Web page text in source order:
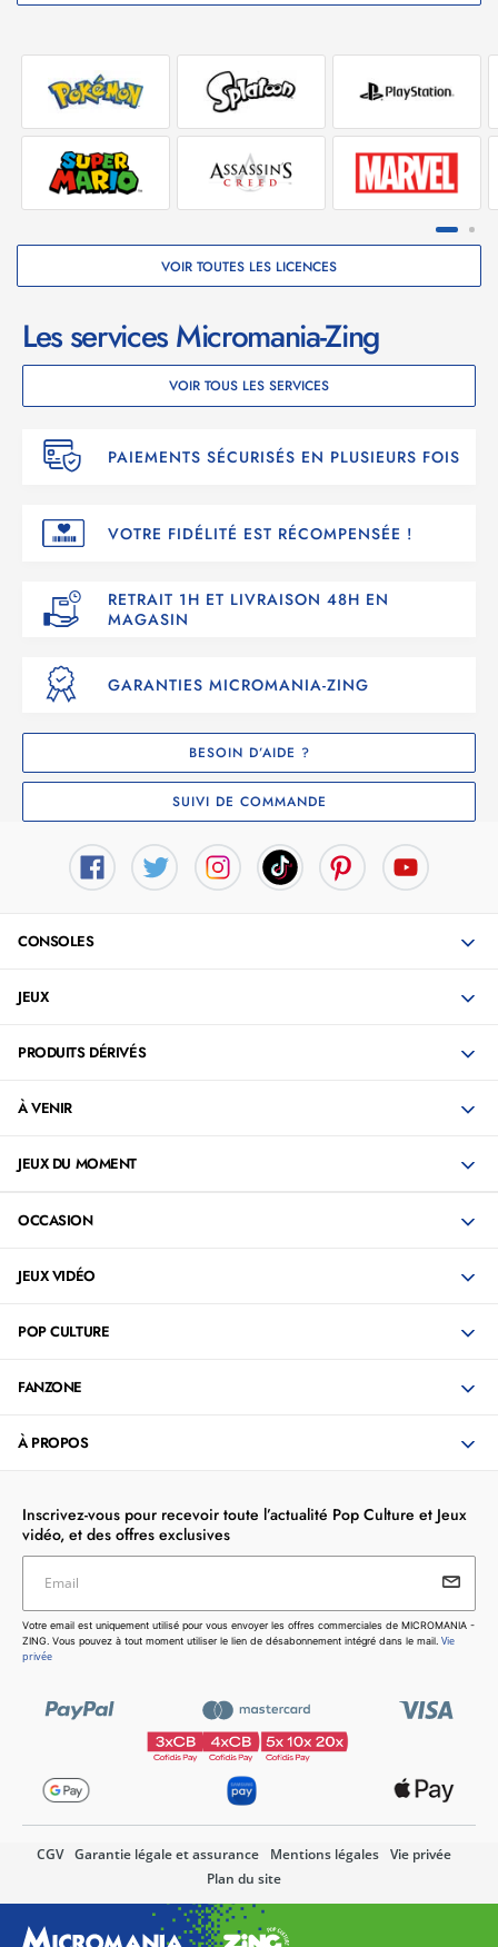
VOIR TOUTES LES LICENCES
Les services Micromania-Zing
VOIR TOUS LES SERVICES
PAIEMENTS SÉCURISÉS EN PLUSIEURS FOIS
VOTRE FIDÉLITÉ EST RÉCOMPENSÉE !
RETRAIT 1H ET LIVRAISON 48H EN
MAGASIN
GARANTIES MICROMANIA-ZING
BESOIN D’AIDE ?
SUIVI DE COMMANDE
CONSOLES
JEUX
PRODUITS DÉRIVÉS
À VENIR
JEUX DU MOMENT
OCCASION
JEUX VIDÉO
POP CULTURE
FANZONE
À PROPOS
Inscrivez-vous pour recevoir toute l’actualité Pop Culture et Jeux
vidéo, et des offres exclusives
Votre email est uniquement utilisé pour vous envoyer les
offres commerciales de MICROMANIA - ZING. Vous pouvez
à tout moment utiliser le lien de désabonnement intégré dans
Email
Votre email est uniquement utilisé pour vous envoyer les offres commerciales de MICROMANIA -
ZING. Vous pouvez à tout moment utiliser le lien de désabonnement intégré dans le mail. Vie
privée
CGV Garantie légale et assurance Mentions légales
Vie privée
Plan du site